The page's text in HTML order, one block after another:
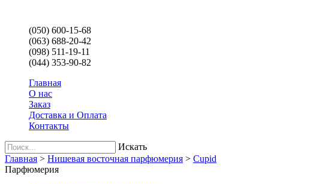
(050) 600-15-68
(063) 688-20-42
(098) 511-19-11
(044) 353-90-82
Главная
О нас
Заказ
Доставка и Оплата
Контакты
Искать
Главная > Нишевая восточная парфюмерия > Cupid
Парфюмерия